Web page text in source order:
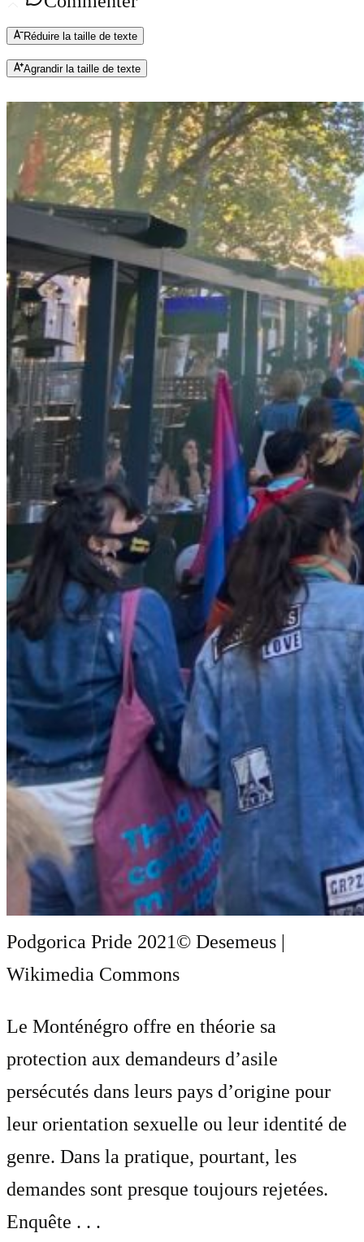
Réduire la taille de texte
Agrandir la taille de texte
Podgorica Pride 2021© Desemeus |
Wikimedia Commons
Le Monténégro offre en théorie sa
protection aux demandeurs d’asile
persécutés dans leurs pays d’origine pour
leur orientation sexuelle ou leur identité de
genre. Dans la pratique, pourtant, les
demandes sont presque toujours rejetées.
Enquête . . .